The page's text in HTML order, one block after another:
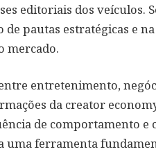
editoriais dos veículos.
pautas estratégicas e
mercado.
entretenimento,
da creator
de comportamento e
uma ferramenta